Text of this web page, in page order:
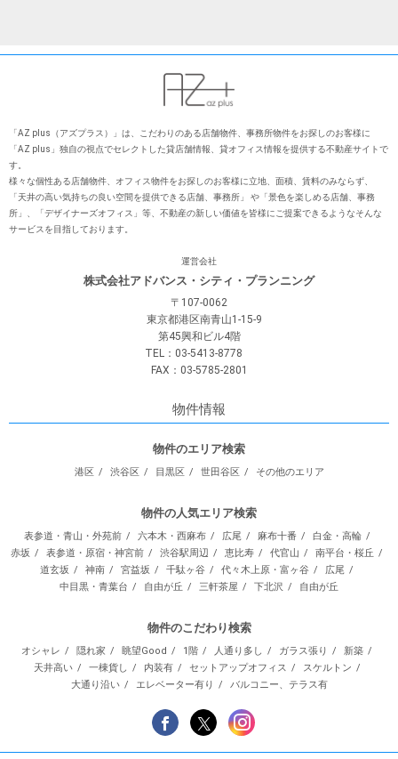
「AZ plus（アズプラス）」は、こだわりのある店舗物件、事務所物件をお探しのお客様に
「AZ plus」独⾃の視点でセレクトした貸店舗情報、貸オフィス情報を提供する不動産サイトで
す。
様々な個性ある店舗物件、オフィス物件をお探しのお客様に⽴地、⾯積、賃料のみならず、
「天井の⾼い気持ちの良い空間を提供できる店舗、事務所」 や「景⾊を楽しめる店舗、事務
所」、「デザイナーズオフィス」等、不動産の新しい価値を皆様にご提案できるようなそんな
サービスを⽬指しております。
運営会社
株式会社アドバンス・シティ・プランニング
〒107-0062
東京都港区南青山1-15-9
第45興和ビル4階
TEL：03-5413-8778
FAX：03-5785-2801
物件情報
物件のエリア検索
港区 渋谷区 目黒区 世田谷区 その他のエリア
物件の人気エリア検索
表参道・青山・外苑前 六本木・西麻布 広尾 麻布十番
白金・高輪
赤坂
表参道・原宿・神宮前 渋谷駅周辺 恵比寿 代官山
南平台・桜丘
道玄坂
神南 宮益坂 千駄ヶ谷 代々木上原・富ヶ谷
広尾
中目黒・青葉台
自由が丘 三軒茶屋 下北沢 自由が丘
物件のこだわり検索
オシャレ 隠れ家 眺望Good 1階 人通り多し ガラス張り
新築
天井高い
一棟貨し 内装有 セットアップオフィス
スケルトン
大通り沿い
エレベーター有り バルコニー、テラス有